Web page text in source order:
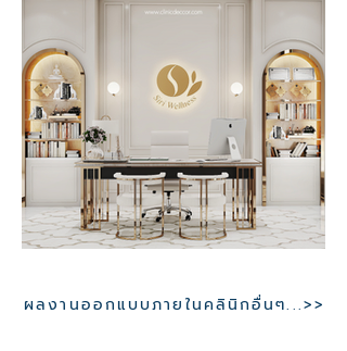
ผลงานออกแบบภายในคลินิกอื่นๆ...>>